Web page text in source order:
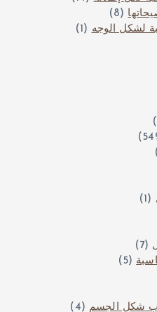
(8)
لشكل الوجه (1)
(1)
(7)
(5)
شكل الجسم (4)